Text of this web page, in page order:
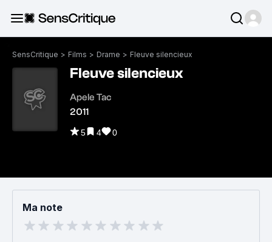
SensCritique > Films > Drame > Fleuve silencieux
Fleuve silencieux
Apele Tac
2011
5 4 0
Ma note